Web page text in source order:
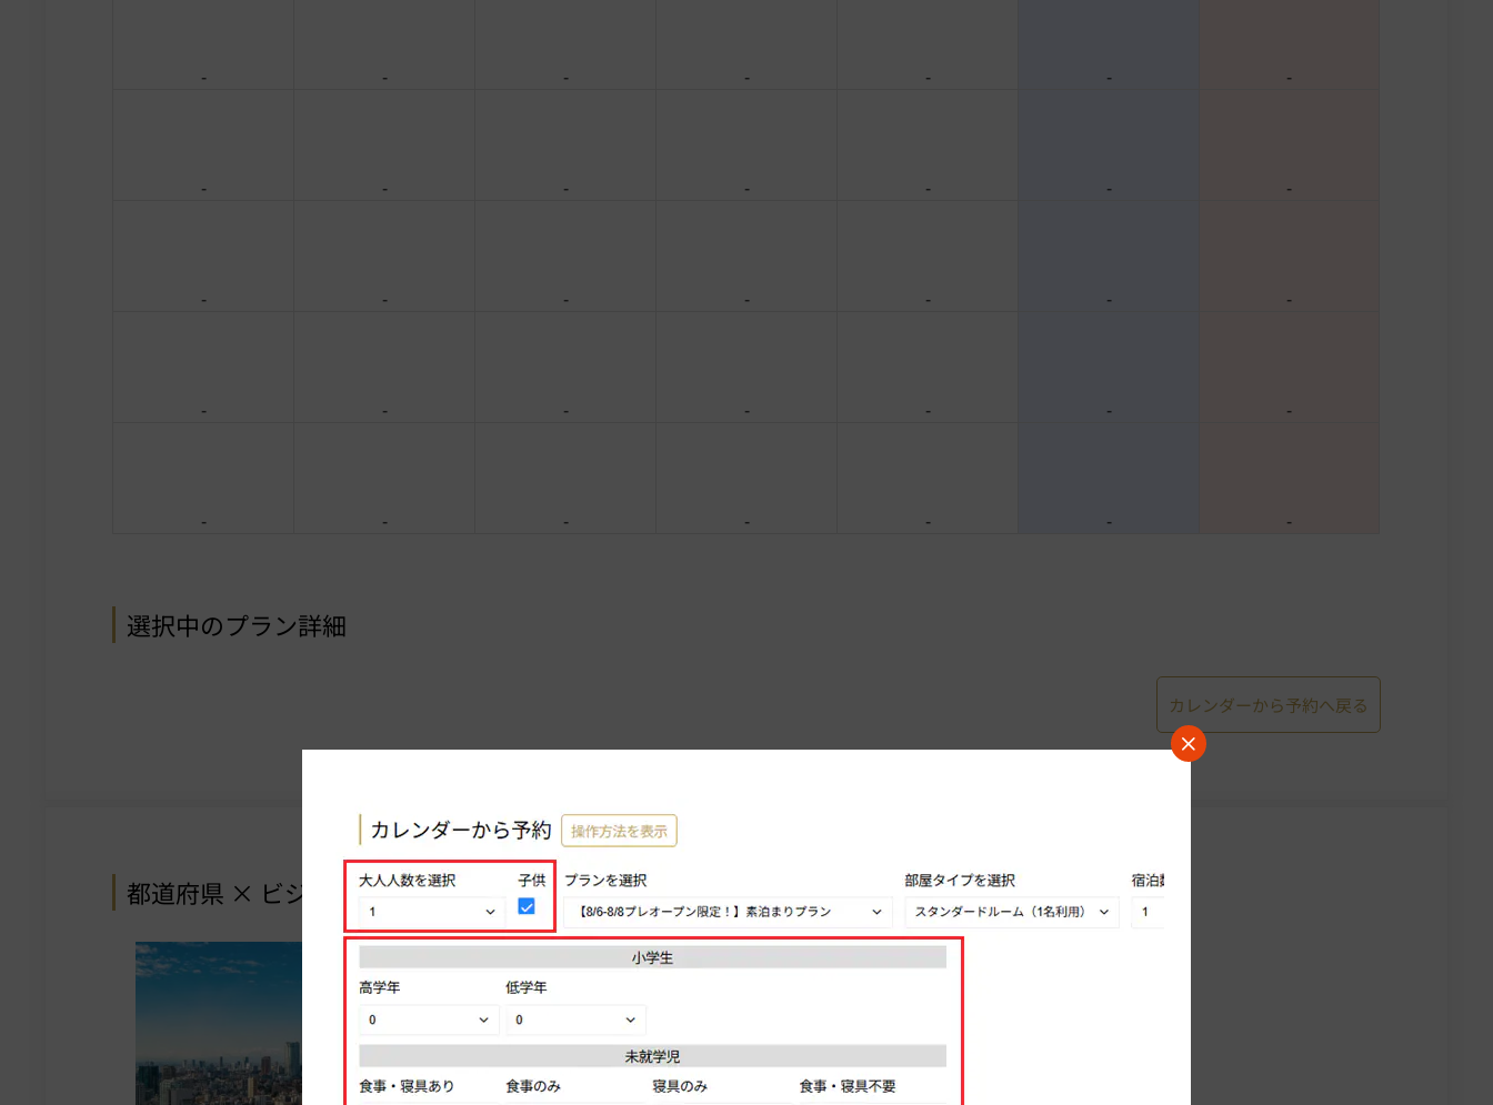
- - - - - - -
- - - - - - -
- - - - - - -
- - - - - - -
- - - - - - -
選択中のプラン詳細
カレンダーから予約へ戻る
都道府県 × ビジネスホテル